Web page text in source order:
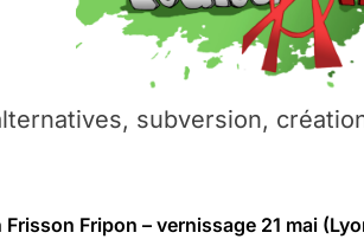
subversion,
Festival – Samedi 18 juillet
– Ŝtono, un livre réalisé par Michaël
contre l’A412 à l’Établi
Fripon – vernissage 21 mai